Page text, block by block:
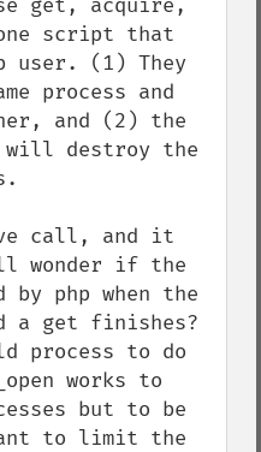
get, acquire,
script that
user. (1) They
process and
and (2) the
destroy the
call, and it
wonder if the
by php when the
get finishes?
process to do
works to
but to be
to limit the